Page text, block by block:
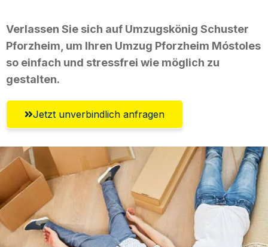
Verlassen Sie sich auf Umzugskönig Schuster
Pforzheim, um Ihren Umzug Pforzheim Móstoles
so einfach und stressfrei wie möglich zu
gestalten.
Jetzt unverbindlich anfragen